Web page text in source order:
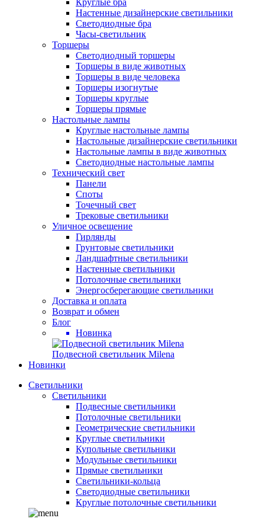
Круглые бра
Настенные дизайнерские светильники
Светодиодные бра
Часы-светильник
Торшеры
Светодиодный торшеры
Торшеры в виде животных
Торшеры в виде человека
Торшеры изогнутые
Торшеры круглые
Торшеры прямые
Настольные лампы
Круглые настольные лампы
Настольные дизайнерские светильники
Настольные лампы в виде животных
Светодиодные настольные лампы
Технический свет
Панели
Споты
Точечный свет
Трековые светильники
Уличное освещение
Гирлянды
Грунтовые светильники
Ландшафтные светильники
Настенные светильники
Потолочные светильники
Энергосберегающие светильники
Доставка и оплата
Возврат и обмен
Блог
Новинка
Подвесной светильник Milena
Новинки
Светильники
Светильники
Подвесные светильники
Потолочные светильники
Геометрические светильники
Круглые светильники
Купольные светильники
Модульные светильники
Прямые светильники
Светильники-кольца
Светодиодные светильники
Круглые потолочные светильники